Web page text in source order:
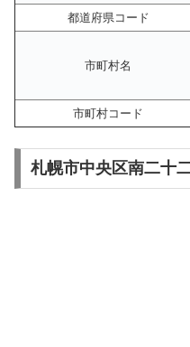
都道府県コード
市町村名
市町村コード
札幌市中央区南二十